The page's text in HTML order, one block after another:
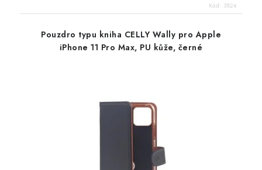
Kód: 3824
Pouzdro typu kniha CELLY Wally pro Apple
iPhone 11 Pro Max, PU kůže, černé